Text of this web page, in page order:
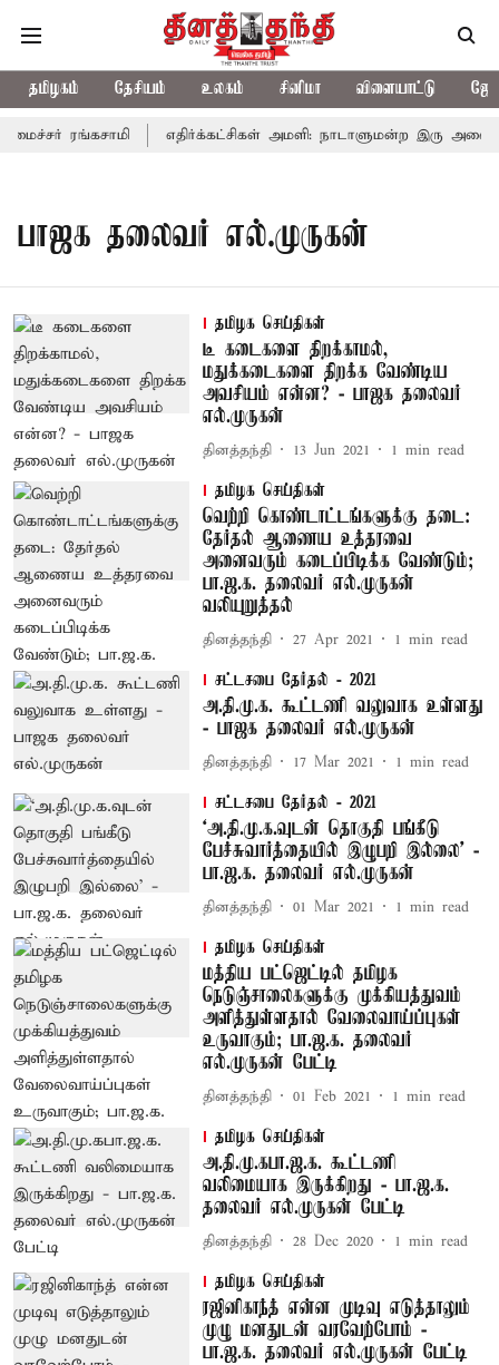
தமிழகம் தேசியம் உலகம் சினிமா விளையாட்டு
ரங்கசாமி எதிர்க்கட்சிகள் அமளி: நாடாளுமன்ற இரு
பாஜக தலைவர் எல்.முருகன்
தமிழக செய்திகள்
டீ கடைகளை திறக்காமல்,
மதுக்கடைகளை திறக்க வேண்டிய
அவசியம் என்ன? - பாஜக தலைவர்
எல்.முருகன்
தினத்தந்தி 13 Jun 2021 1 min read
தமிழக செய்திகள்
வெற்றி கொண்டாட்டங்களுக்கு தடை:
தேர்தல் ஆணைய உத்தரவை
அனைவரும் கடைப்பிடிக்க வேண்டும்;
பா.ஜ.க. தலைவர் எல்.முருகன்
வலியுறுத்தல்
தினத்தந்தி 27 Apr 2021 1 min read
சட்டசபை தேர்தல் - 2021
அ.தி.மு.க. கூட்டணி வலுவாக உள்ளது
- பாஜக தலைவர் எல்.முருகன்
தினத்தந்தி 17 Mar 2021 1 min read
சட்டசபை தேர்தல் - 2021
‘அ.தி.மு.க.வுடன் தொகுதி பங்கீடு
பேச்சுவார்த்தையில் இழுபறி இல்லை’ -
பா.ஜ.க. தலைவர் எல்.முருகன்
தினத்தந்தி 01 Mar 2021 1 min read
தமிழக செய்திகள்
மத்திய பட்ஜெட்டில் தமிழக
நெடுஞ்சாலைகளுக்கு முக்கியத்துவம்
அளித்துள்ளதால் வேலைவாய்ப்புகள்
உருவாகும்; பா.ஜ.க. தலைவர்
எல்.முருகன் பேட்டி
தினத்தந்தி 01 Feb 2021 1 min read
தமிழக செய்திகள்
அ.தி.மு.க–பா.ஜ.க. கூட்டணி
வலிமையாக இருக்கிறது - பா.ஜ.க.
தலைவர் எல்.முருகன் பேட்டி
தினத்தந்தி 28 Dec 2020 1 min read
தமிழக செய்திகள்
ரஜினிகாந்த் என்ன முடிவு எடுத்தாலும்
முழு மனதுடன் வரவேற்போம் -
பா.ஜ.க. தலைவர் எல்.முருகன் பேட்டி